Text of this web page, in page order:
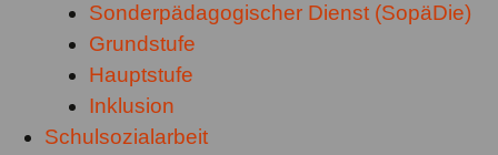
Sonderpädagogischer Dienst (SopäDie)
Grundstufe
Hauptstufe
Inklusion
Schulsozialarbeit